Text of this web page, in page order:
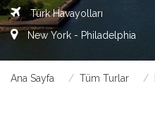
Türk Havayolları
New York - Philadelphia
Ana Sayfa Tüm Turlar